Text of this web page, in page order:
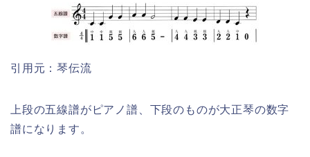
引用元：琴伝流
上段の五線譜がピアノ譜、下段のものが大正琴の数字
譜になります。